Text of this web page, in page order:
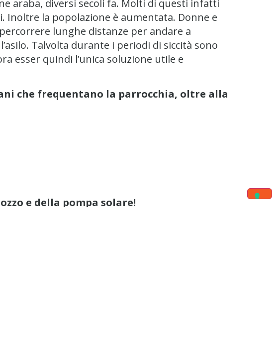
araba, diversi secoli fa. Molti di questi infatti
la popolazione è aumentata. Donne e
lunghe distanze per andare a
Talvolta durante i periodi di siccità sono
esser quindi l’unica soluzione utile e
che frequentano la parrocchia, oltre alla
e della pompa solare!